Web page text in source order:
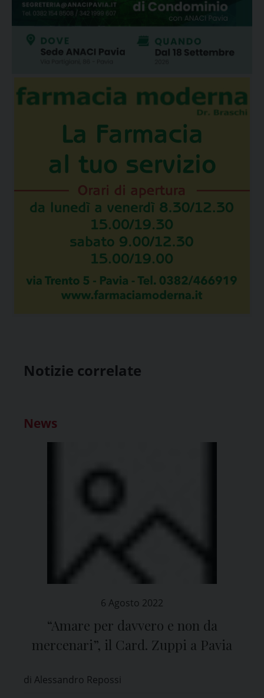
Notizie correlate
News
6 Agosto 2022
“Amare per davvero e non da
mercenari”, il Card. Zuppi a Pavia
di Alessandro Repossi